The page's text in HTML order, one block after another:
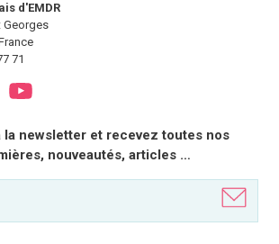
d'EMDR
Georges
71
la newsletter et recevez toutes nos
nouveautés, articles …